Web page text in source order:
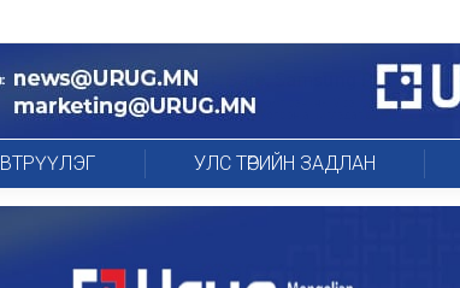
УЛС ТӨРИЙН ЗАДЛАН